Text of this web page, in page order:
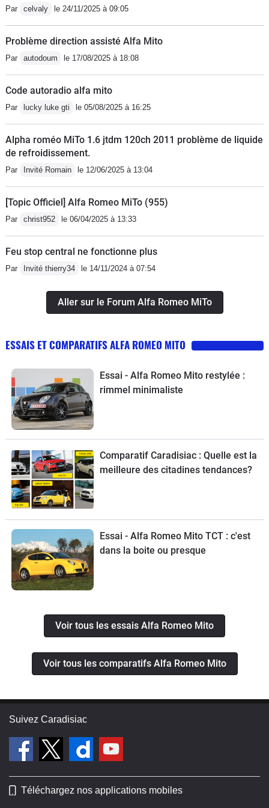
Par celvaly le 24/11/2025 à 09:05
Problème direction assisté Alfa Mito
Par autodoum le 17/08/2025 à 18:08
Code autoradio alfa mito
Par lucky luke gti le 05/08/2025 à 16:25
Alpha roméo MiTo 1.6 jtdm 120ch 2011 problème de liquide
de refroidissement.
Par Invité Romain le 12/06/2025 à 13:04
[Topic Officiel] Alfa Romeo MiTo (955)
Par christ952 le 06/04/2025 à 13:33
Feu stop central ne fonctionne plus
Par Invité thierry34 le 14/11/2024 à 07:54
Aller sur le Forum Alfa Romeo MiTo
ESSAIS ET COMPARATIFS ALFA ROMEO MITO
Essai - Alfa Romeo Mito restylée :
rimmel minimaliste
Comparatif Caradisiac : Quelle est la
meilleure des citadines tendances?
Essai - Alfa Romeo Mito TCT : c'est
dans la boite ou presque
Voir tous les essais Alfa Romeo Mito
Voir tous les comparatifs Alfa Romeo Mito
Suivez Caradisiac
Téléchargez nos applications mobiles